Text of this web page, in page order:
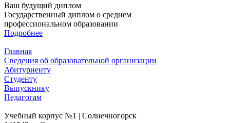
Ваш будущий диплом
Государственный диплом о среднем
профессиональном образовании
Подробнее
Главная
Сведения об образовательной организации
Абитуриенту
Студенту
Выпускнику
Педагогам
Учебный корпус №1 | Солнечногорск